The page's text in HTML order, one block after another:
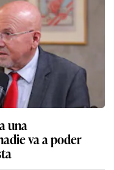
una
va a poder